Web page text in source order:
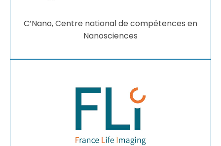
C’Nano, Centre national de compétences en
Nanosciences